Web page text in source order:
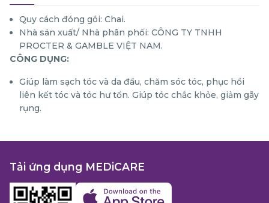
Quy cách đóng gói: Chai.
Nhà sản xuất/ Nhà phân phối: CÔNG TY TNHH
PROCTER & GAMBLE VIỆT NAM.
CÔNG DỤNG:
Giúp làm sạch tóc và da đầu, chăm sóc tóc, phục hồi
liên kết tóc và tóc hư tổn. Giúp tóc chắc khỏe, giảm gãy
rụng.
Tải ứng dụng MEDiCARE